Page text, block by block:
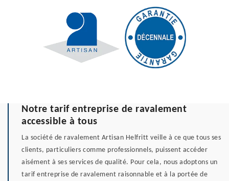
Notre tarif entreprise de ravalement
accessible à tous
La société de ravalement Artisan Helfritt veille à ce que tous ses
clients, particuliers comme professionnels, puissent accéder
aisément à ses services de qualité. Pour cela, nous adoptons un
tarif entreprise de ravalement raisonnable et à la portée de